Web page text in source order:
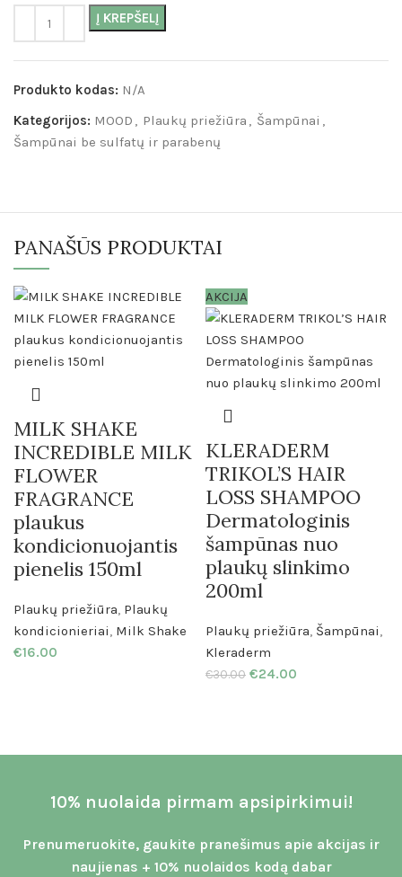
Į KREPŠELĮ
Produkto kodas: N/A
Kategorijos: MOOD , Plaukų priežiūra , Šampūnai ,
Šampūnai be sulfatų ir parabenų
PANAŠŪS PRODUKTAI
MILK SHAKE
INCREDIBLE MILK
FLOWER
FRAGRANCE
plaukus
kondicionuojantis
pienelis 150ml
Plaukų priežiūra, Plaukų
kondicionieriai, Milk Shake
€16.00
AKCIJA
KLERADERM
TRIKOL’S HAIR
LOSS SHAMPOO
Dermatologinis
šampūnas nuo
plaukų slinkimo
200ml
Plaukų priežiūra, Šampūnai,
Kleraderm
€30.00 €24.00
10% nuolaida pirmam apsipirkimui!
Prenumeruokite, gaukite pranešimus apie akcijas ir
naujienas + 10% nuolaidos kodą dabar